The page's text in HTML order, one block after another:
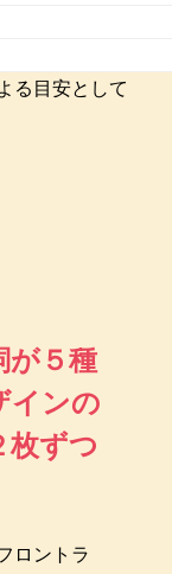
る目安として
が５種
インの
枚ずつ
ロントラ